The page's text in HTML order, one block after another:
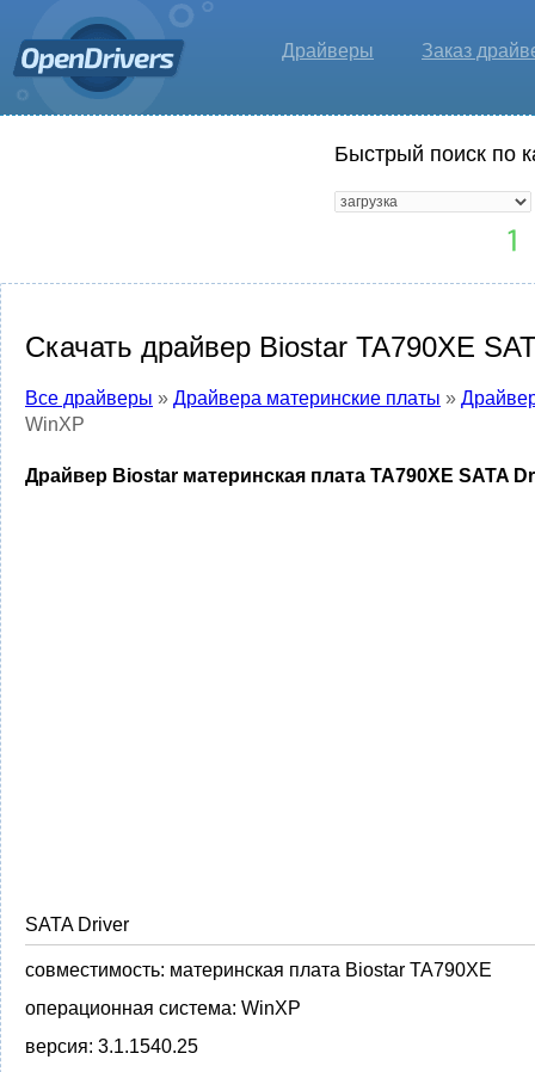
Драйверы Заказ
Быстрый поиск по
Скачать драйвер Biostar TA790XE
Все драйверы » Драйвера материнские платы »
WinXP
Драйвер Biostar материнская плата TA790XE SATA
SATA Driver
совместимость: материнская плата Biostar TA790XE
операционная система: WinXP
версия: 3.1.1540.25